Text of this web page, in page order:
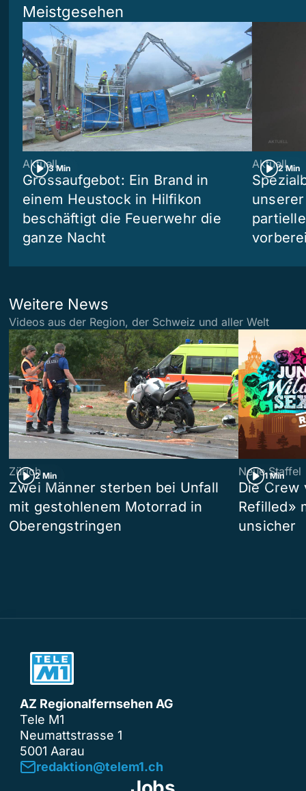
Meistgesehen
3 Min
Aktuell
Grossaufgebot: Ein Brand in
einem Heustock in Hilfikon
beschäftigt die Feuerwehr die
ganze Nacht
2 Min
Aktuell
Weitere News
Videos aus der Region, der Schweiz und aller Welt
2 Min
Zürich
Zwei Männer sterben bei Unfall
mit gestohlenem Motorrad in
Oberengstringen
1 Min
Neue Staffel
Die Crew
Refilled»
unsicher
AZ Regionalfernsehen AG
Tele M1
Neumattstrasse 1
5001 Aarau
redaktion@telem1.ch